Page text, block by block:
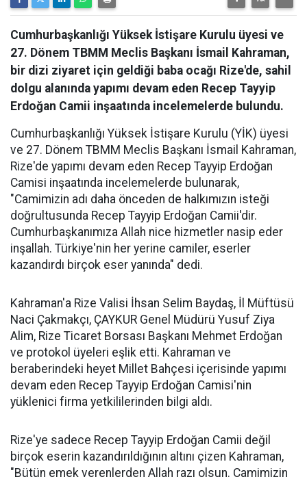
Cumhurbaşkanlığı Yüksek İstişare Kurulu üyesi ve
27. Dönem TBMM Meclis Başkanı İsmail Kahraman,
bir dizi ziyaret için geldiği baba ocağı Rize'de, sahil
dolgu alanında yapımı devam eden Recep Tayyip
Erdoğan Camii inşaatında incelemelerde bulundu.
Cumhurbaşkanlığı Yüksek İstişare Kurulu (YİK) üyesi
ve 27. Dönem TBMM Meclis Başkanı İsmail Kahraman,
Rize'de yapımı devam eden Recep Tayyip Erdoğan
Camisi inşaatında incelemelerde bulunarak,
"Camimizin adı daha önceden de halkımızın isteği
doğrultusunda Recep Tayyip Erdoğan Camii'dir.
Cumhurbaşkanımıza Allah nice hizmetler nasip eder
inşallah. Türkiye'nin her yerine camiler, eserler
kazandırdı birçok eser yanında" dedi.
Kahraman'a Rize Valisi İhsan Selim Baydaş, İl Müftüsü
Naci Çakmakçı, ÇAYKUR Genel Müdürü Yusuf Ziya
Alim, Rize Ticaret Borsası Başkanı Mehmet Erdoğan
ve protokol üyeleri eşlik etti. Kahraman ve
beraberindeki heyet Millet Bahçesi içerisinde yapımı
devam eden Recep Tayyip Erdoğan Camisi'nin
yüklenici firma yetkililerinden bilgi aldı.
Rize'ye sadece Recep Tayyip Erdoğan Camii değil
birçok eserin kazandırıldığının altını çizen Kahraman,
"Bütün emek verenlerden Allah razı olsun. Camimizin